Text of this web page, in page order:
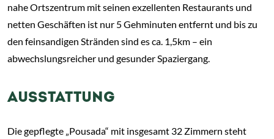
nahe Ortszentrum mit seinen exzellenten Restaurants und
netten Geschäften ist nur 5 Gehminuten entfernt und bis zu
den feinsandigen Stränden sind es ca. 1,5km – ein
abwechslungsreicher und gesunder Spaziergang.
AUSSTATTUNG
Die gepflegte „Pousada“ mit insgesamt 32 Zimmern steht